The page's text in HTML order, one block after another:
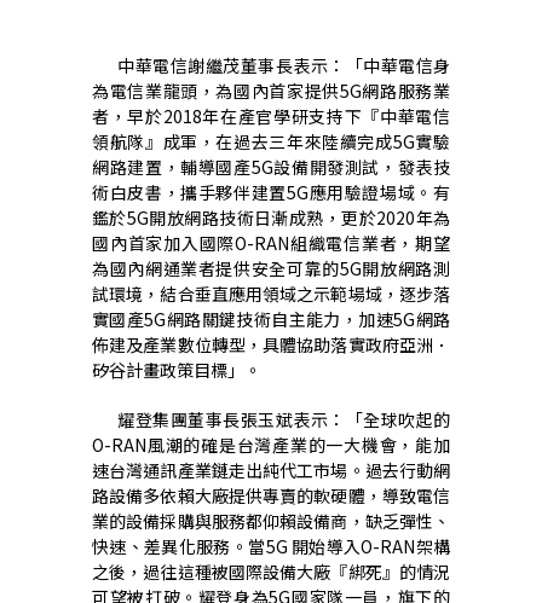
中華電信謝繼茂董事長表示：「中華電信身
為電信業龍頭，為國內首家提供5G網路服務業
者，早於2018年在產官學研支持下『中華電信
領航隊』成軍，在過去三年來陸續完成5G實驗
網路建置，輔導國產5G設備開發測試，發表技
術白皮書，攜手夥伴建置5G應用驗證場域。有
鑑於5G開放網路技術日漸成熟，更於2020年為
國內首家加入國際O-RAN組織電信業者，期望
為國內網通業者提供安全可靠的5G開放網路測
試環境，結合垂直應用領域之示範場域，逐步落
實國產5G網路關鍵技術自主能力，加速5G網路
佈建及產業數位轉型，具體協助落實政府亞洲．
矽谷計畫政策目標」。
耀登集團董事長張玉斌表示：「全球吹起的
O-RAN風潮的確是台灣產業的一大機會，能加
速台灣通訊產業鏈走出純代工市場。過去行動網
路設備多依賴大廠提供專賣的軟硬體，導致電信
業的設備採購與服務都仰賴設備商，缺乏彈性、
快速、差異化服務。當5G 開始導入O-RAN架構
之後，過往這種被國際設備大廠『綁死』的情況
可望被打破。耀登身為5G國家隊一員，旗下的